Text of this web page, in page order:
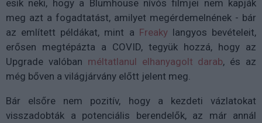
esik neki, hogy a Blumhouse nívós filmjei nem kapják
meg azt a fogadtatást, amilyet megérdemelnének - bár
az említett példákat, mint a Freakylangyos bevételeit,
erősen megtépázta a COVID, tegyük hozzá, hogy az
Upgrade valóban méltatlanul elhanyagolt darab, és az
még bőven a világjárvány előtt jelent meg.
Bár elsőre nem pozitív, hogy a kezdeti vázlatokat
visszadobták a potenciális berendelők, az már annál